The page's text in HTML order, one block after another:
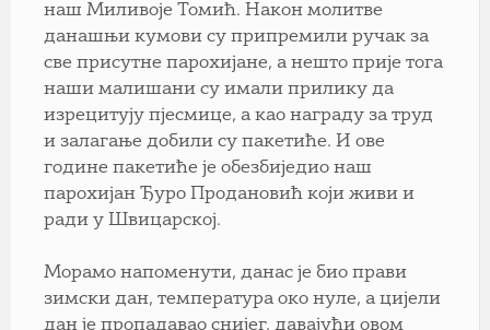
наш Миливоје Томић. Након молитве
данашњи кумови су припремили ручак за
све присутне парохијане, а нешто прије тога
наши малишани су имали прилику да
изрецитују пјесмице, а као награду за труд
и залагање добили су пакетиће. И ове
године пакетиће је обезбиједио наш
парохијан Ђуро Продановић који живи и
ради у Швицарској.
Морамо напоменути, данас је био прави
зимски дан, температура око нуле, а цијели
дан је пропадавао снијег, давајући овом